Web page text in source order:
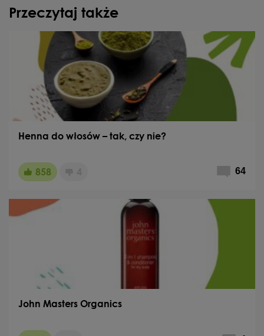
Przeczytaj także
Henna do włosów – tak, czy nie?
858 64
John Masters Organics